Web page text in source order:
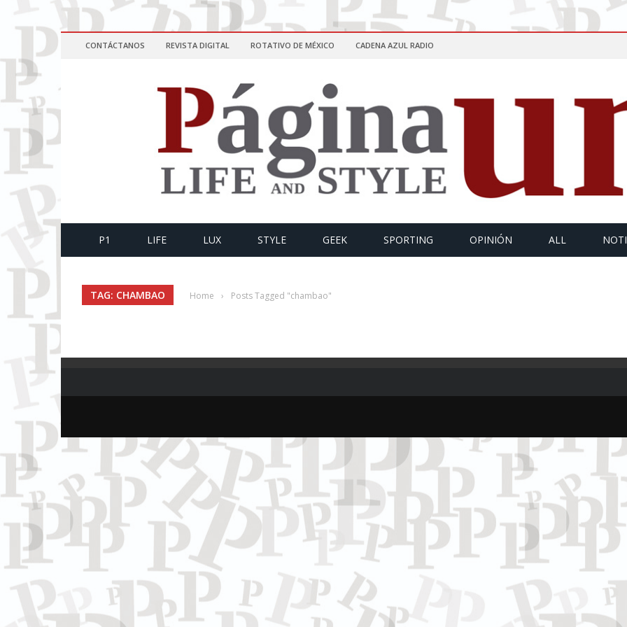
CONTÁCTANOS REVISTA DIGITAL ROTATIVO DE MÉXICO CADENA AZUL RADIO
P1 LIFE LUX STYLE GEEK SPORTING OPINIÓN ALL
TAG: CHAMBAO Home › Posts Tagged "chambao"